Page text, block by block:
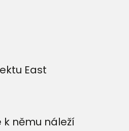
East
němu náleží